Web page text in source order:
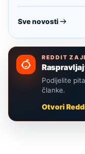
Sve novosti
REDDIT
Podijelite
članke.
Otvori